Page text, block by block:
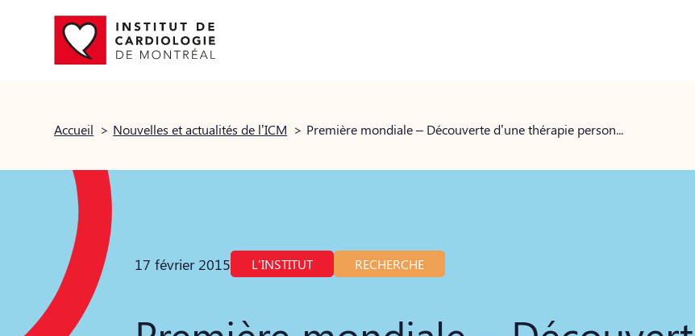
Accueil > Nouvelles et actualités de l’ICM > Première mondiale – Découverte d’une thérapie personnalisée pour les maladies cardiovasculaires
17 février 2015 L'INSTITUT RECHERCHE